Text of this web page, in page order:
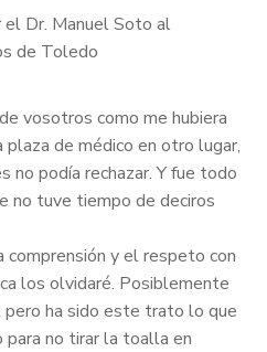
Dr. Manuel Soto al
de Toledo
vosotros como me hubiera
de médico en otro lugar,
no podía rechazar. Y fue todo
no tuve tiempo de deciros
comprensión y el respeto con
los olvidaré. Posiblemente
pero ha sido este trato lo que
para no tirar la toalla en